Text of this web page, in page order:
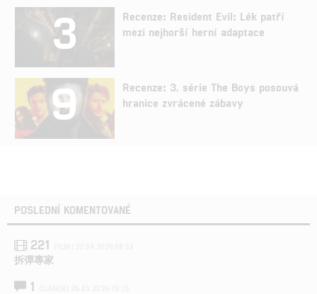
3
Recenze: Resident Evil: Lék patří
mezi nejhorší herní adaptace
9
Recenze: 3. série The Boys posouvá
hranice zvrácené zábavy
POSLEDNÍ KOMENTOVANÉ
221
拆彈專家
1